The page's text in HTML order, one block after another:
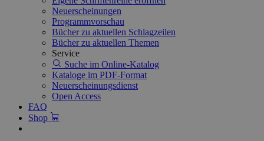
Neuerscheinungen
Programmvorschau
Bücher zu aktuellen Schlagzeilen
Bücher zu aktuellen Themen
Service
Suche im Online-Katalog
Kataloge im PDF-Format
Neuerscheinungsdienst
Open Access
FAQ
Shop